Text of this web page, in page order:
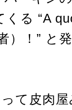
る “A
）！” と
て皮肉